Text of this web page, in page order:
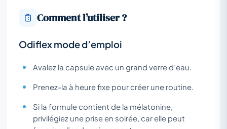
Comment l’utiliser ?
Odiflex mode d’emploi
Avalez la capsule avec un grand verre d’eau.
Prenez-la à heure fixe pour créer une routine.
Si la formule contient de la mélatonine,
privilégiez une prise en soirée, car elle peut